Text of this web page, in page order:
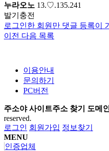
누라오노 13.♡.135.241
발기충전
로그인한 회원만 댓글 등록이
이전 다음 목록
이용안내
문의하기
PC버전
주소야 사이트주소 찾기 도메
reserved.
로그인 회원가입 정보찾기
MENU
인증업체